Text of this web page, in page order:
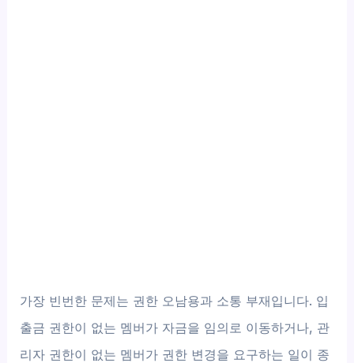
가장 빈번한 문제는 권한 오남용과 소통 부재입니다. 입
출금 권한이 없는 멤버가 자금을 임의로 이동하거나, 관
리자 권한이 없는 멤버가 권한 변경을 요구하는 일이 종